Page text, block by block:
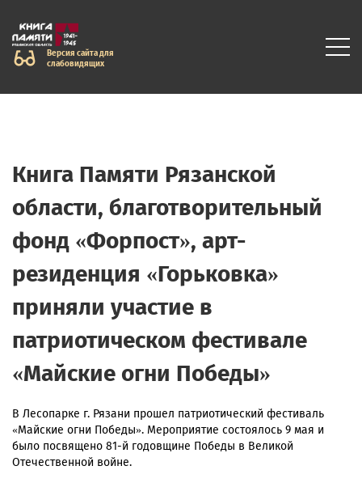
Версия сайта для
слабовидящих
Книга Памяти Рязанской
области, благотворительный
фонд «Форпост», арт-
резиденция «Горьковка»
приняли участие в
патриотическом фестивале
«Майские огни Победы»
В Лесопарке г. Рязани прошел патриотический фестиваль
«Майские огни Победы». Мероприятие состоялось 9 мая и
было посвящено 81-й годовщине Победы в Великой
Отечественной войне.